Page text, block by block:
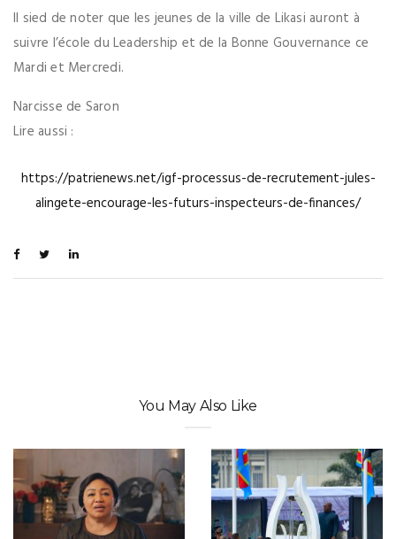
Il sied de noter que les jeunes de la ville de Likasi auront à
suivre l’école du Leadership et de la Bonne Gouvernance ce
Mardi et Mercredi.
Narcisse de Saron
Lire aussi :
https://patrienews.net/igf-processus-de-recrutement-jules-
alingete-encourage-les-futurs-inspecteurs-de-finances/
You May Also Like